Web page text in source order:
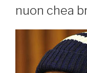
nuon chea